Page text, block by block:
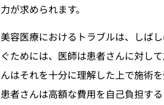
力が求められます。
美容医療におけるトラブルは、しば
ぐためには、医師は患者さんに対し
んはそれを十分に理解した上で施術
患者さんは高額な費用を自己負担す